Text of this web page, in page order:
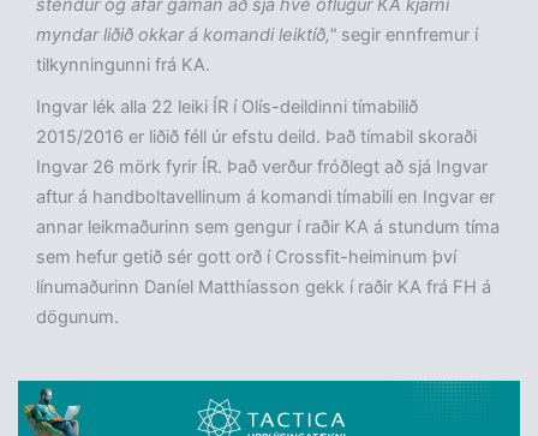
stendur og afar gaman að sjá hve öflugur KA kjarni
myndar liðið okkar á komandi leiktíð," segir ennfremur í
tilkynningunni frá KA.
Ingvar lék alla 22 leiki ÍR í Olís-deildinni tímabilið
2015/2016 er liðið féll úr efstu deild. Það tímabil skoraði
Ingvar 26 mörk fyrir ÍR. Það verður fróðlegt að sjá Ingvar
aftur á handboltavellinum á komandi tímabili en Ingvar er
annar leikmaðurinn sem gengur í raðir KA á stundum tíma
sem hefur getið sér gott orð í Crossfit-heiminum því
línumaðurinn Daníel Matthíasson gekk í raðir KA frá FH á
dögunum.